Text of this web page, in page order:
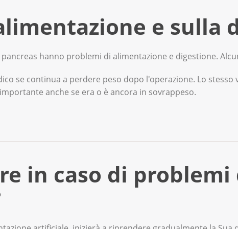
trattamento. Informi l’équipe curante se ha sintomi o
e sulla
hanno problemi di alimentazione e digestione.
se continua a perdere peso dopo l'operazione. Lo
anche se era o è ancora in sovrappeso.
curante discuterà con Lei il tipo di nutrizione artificiale
una soluzione nutritiva viene immessa direttamente nel
è inserito in una vena.
in caso di problemi